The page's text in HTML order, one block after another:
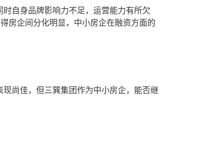
自身品牌影响力不足，运营能力有所欠
房企间分化明显，中小房企在融资方面的
尚佳，但三巽集团作为中小房企，能否继